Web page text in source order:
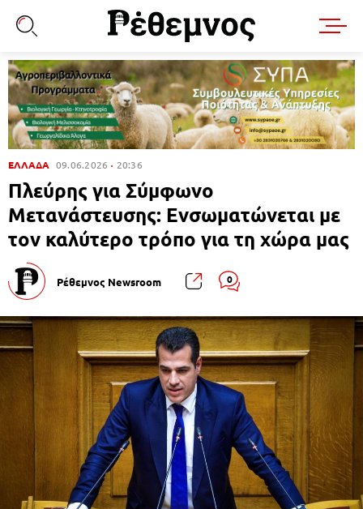
ΕΛΛΑΔΑ 09.06.2026 20:36
Πλεύρης για Σύμφωνο
Μετανάστευσης: Ενσωματώνεται με
τον καλύτερο τρόπο για τη χώρα μας
Ρέθεμνος Newsroom 0